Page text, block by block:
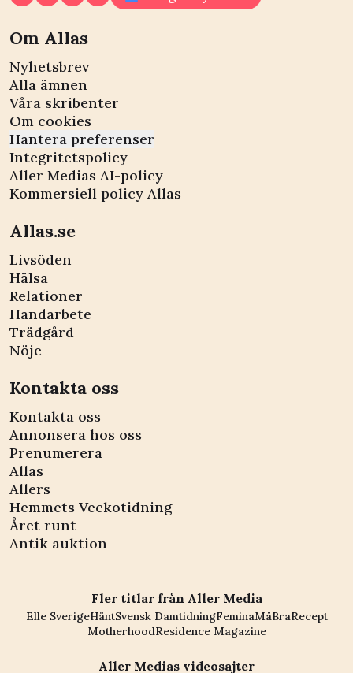
Om Allas
Nyhetsbrev
Alla ämnen
Våra skribenter
Om cookies
Hantera preferenser
Integritetspolicy
Aller Medias AI-policy
Kommersiell policy Allas
Allas.se
Livsöden
Hälsa
Relationer
Handarbete
Trädgård
Nöje
Kontakta oss
Kontakta oss
Annonsera hos oss
Prenumerera
Allas
Allers
Hemmets Veckotidning
Året runt
Antik auktion
Fler titlar från Aller Media
Elle SverigeHäntSvensk DamtidningFeminaMåBraRecept
MotherhoodResidence Magazine
Aller Medias videosajter